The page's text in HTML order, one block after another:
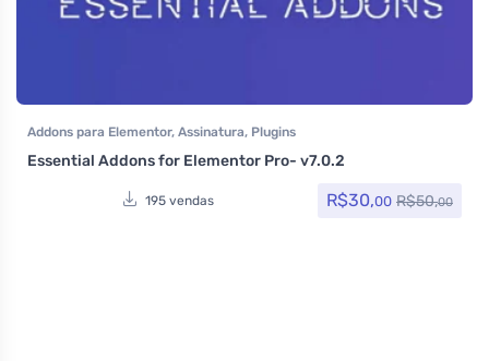
Addons para Elementor, Assinatura, Plugins
Essential Addons for Elementor Pro- v7.0.2
195 vendas R$30,00 R$50,00